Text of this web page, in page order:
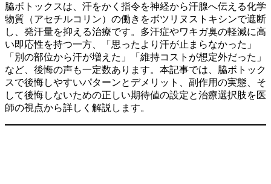
脇ボトックスは、汗をかく指令を神経から汗腺へ伝える化学
物質（アセチルコリン）の働きをボツリヌストキシンで遮断
し、発汗量を抑える治療です。多汗症やワキガ臭の軽減に高
い即応性を持つ一方、「思ったより汗が止まらなかった」
「別の部位から汗が増えた」「維持コストが想定外だった」
など、後悔の声も一定数あります。本記事では、脇ボトック
スで後悔しやすいパターンとデメリット、副作用の実態、そ
して後悔しないための正しい期待値の設定と治療選択肢を医
師の視点から詳しく解説します。